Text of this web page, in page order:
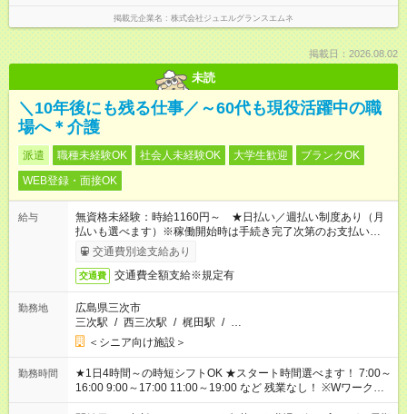
掲載元企業名 株式会社ジュエルグランスエムネ
掲載日：2026.08.02
未読
＼10年後にも残る仕事／～60代も現役活躍中の職
場へ＊介護
派遣 職種未経験OK 社会人未経験OK 大学生歓迎
ブランクOK
WEB登録・面接OK
給与
無資格未経験：時給1160円～ ★日払い／週払い制度あり（月
払いも選べます）※稼働開始時は手続き完了次第のお支払いとな
ります。
交通費別途支給あり
交通費 交通費全額支給※規定有
勤務地
広島県三次市
三次駅 / 西三次駅 / 梶田駅 / …
＜シニア向け施設＞
勤務時間
★1日4時間～の時短シフトOK ★スタート時間選べます！ 7:00～
16:00 9:00～17:00 11:00～19:00 など 残業なし！ ※Wワークの
場合、他のお仕事と合わせ週40時間超の就業はご案内できませ